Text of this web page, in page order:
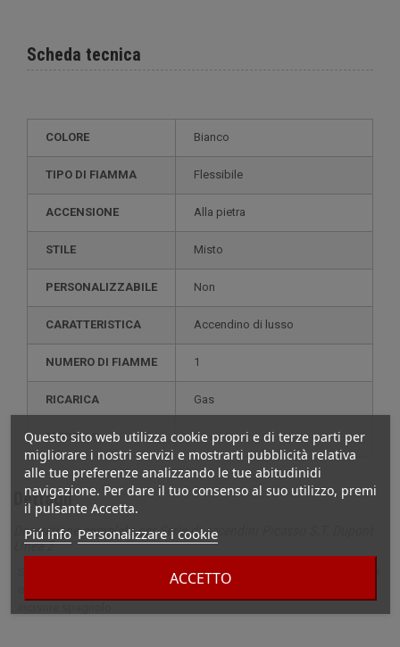
Questo sito web utilizza cookie propri e di terze parti per
migliorare i nostri servizi e mostrarti pubblicità relativa
alle tue preferenze analizzando le tue abitudinidi
navigazione. Per dare il tuo consenso al suo utilizzo, premi
il pulsante Accetta.
Piú info Personalizzare i cookie
ACCETTO
Scheda tecnica
COLORE Bianco
TIPO DI FIAMMA Flessibile
ACCENSIONE Alla pietra
STILE misto
PERSONALIZZABILE non
CARATTERISTICA accendino di lusso
NUMERO DI FIAMME 1
RICARICA gas
MODELLO linea 2
Dettagli
Descrizione completa per Serie di accendini Picasso S.T. Dupont
Linea 2
Scoprite l'accendino ST Dupont Ligne 2, un'edizione limitata che rende